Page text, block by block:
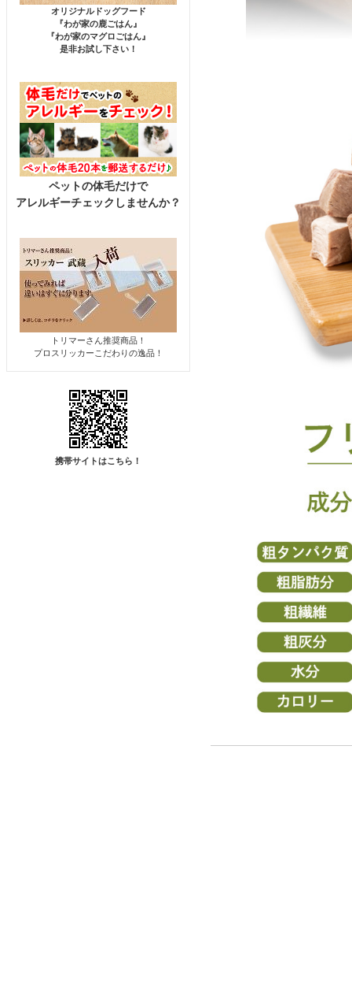
オリジナルドッグフード
『わが家の鹿ごはん』
『わが家のマグロごはん』
是非お試し下さい！
ペットの体毛だけで
アレルギーチェックしませんか？
トリマーさん推奨商品！
プロスリッカーこだわりの逸品！
携帯サイトはこちら！